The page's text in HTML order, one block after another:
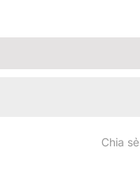
Chia sẻ